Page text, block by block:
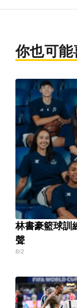
你也可能
林書豪籃球訓
聲
8/2